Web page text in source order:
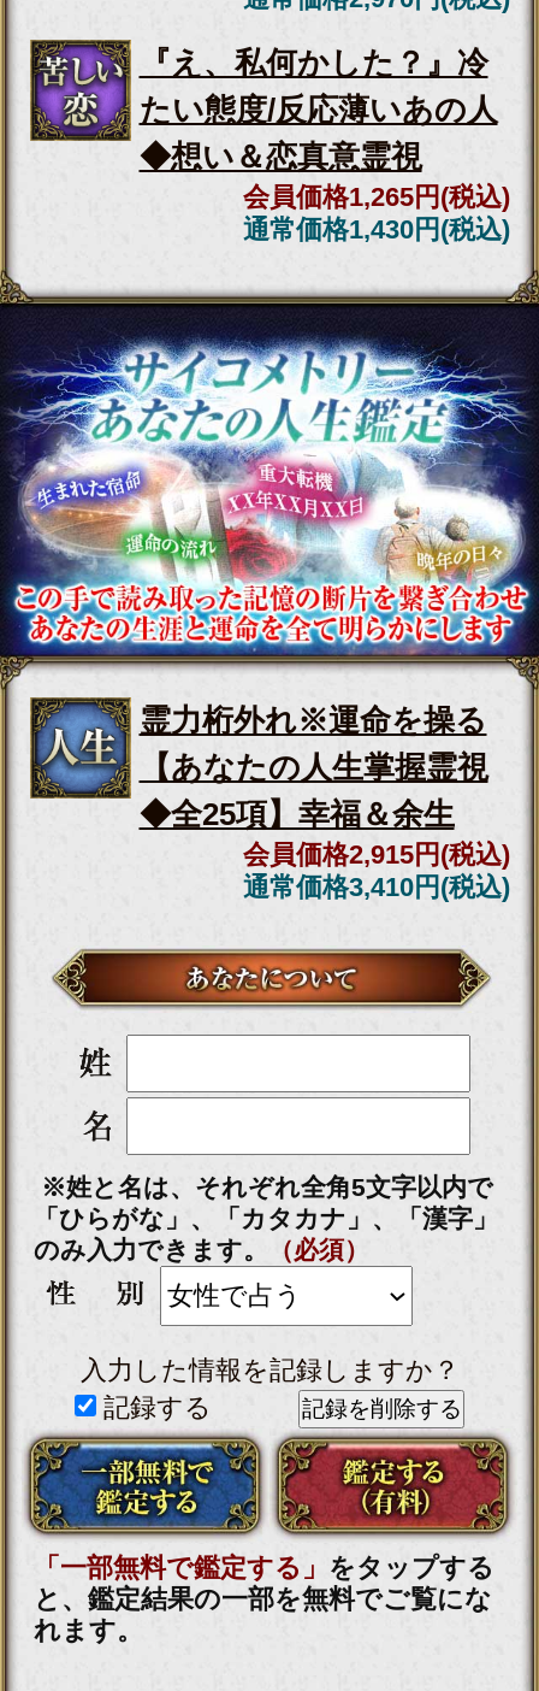
濃厚SEX霊視◆肌重ね愛を
深めたい【あの人の生声を
暴露】愛欲/性嗜好
会員価格2,255円(税込)
通常価格2,530円(税込)
失恋間近/絶望的な状況【窮
地の片想い救済霊視】2人を
通常価格2,090円(税込)
職場/歳の差/略奪◆辛い思い
から卒業【訳アリ恋脱却霊
視】2人の脈/絆
会員価格1,595円(税込)
通常価格1,760円(税込)
本気で復縁を望む方へ【2
人の愛再燃叶う】強制ヨリ
戻し霊視◆全軌跡
会員価格1,760円(税込)
通常価格1,980円(税込)
『え、私何かした？』冷た
い態度/反応薄いあの人◆想
い＆恋真意霊視
会員価格1,265円(税込)
通常価格1,430円(税込)
想いは通じ合ってる？
霊視◆関係進展の可否
会員価格880円(税込)
通常価格990円(税込)
顔/名前/喋り方【あなたの
生涯伴侶を鮮明霊視】結婚
運命22項◆入籍日
会員価格2,420円(税込)
徹底追跡※あなたの運命の
恋人【顔立ち/名前/歳】特定
霊視◆きっかけ
会員価格1,870円(税込)
通常価格2,090円(税込)
▲カテゴリーTOPへ